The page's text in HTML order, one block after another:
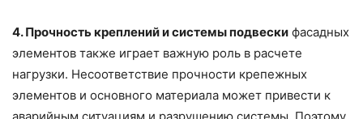
4. Прочность креплений и системы подвески фасадных
элементов также играет важную роль в расчете
нагрузки. Несоответствие прочности крепежных
элементов и основного материала может привести к